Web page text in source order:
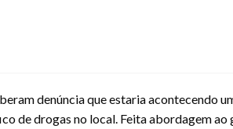
denúncia que estaria acontecendo
de drogas no local. Feita abordagem ao